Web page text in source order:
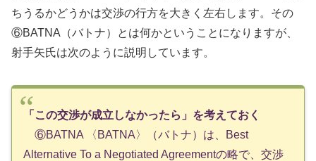
ちうるかどうかは交渉の行方を大きく左右します。その
⑥BATNA（バトナ）とは何かということになりますが、
射手矢氏は次のように説明しています。
「この交渉が成立しなかったら」を考えておく
⑥BATNA 〈BATNA〉（バトナ）は、Best
Alternative To a Negotiated Agreementの略で、交渉